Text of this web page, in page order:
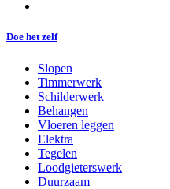
Doe het zelf
Slopen
Timmerwerk
Schilderwerk
Behangen
Vloeren leggen
Elektra
Tegelen
Loodgieterswerk
Duurzaam